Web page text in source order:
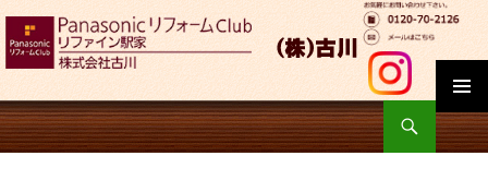
検
索
コ